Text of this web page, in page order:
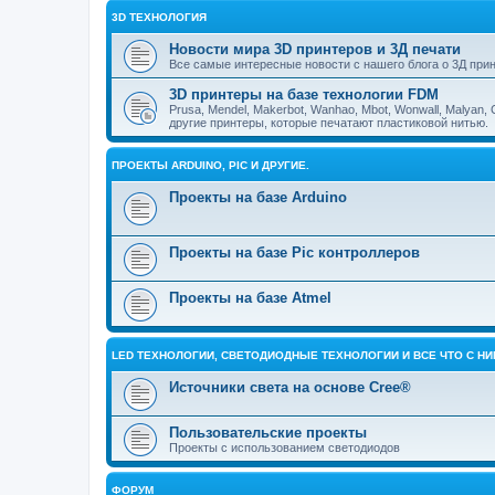
3D ТЕХНОЛОГИЯ
Новости мира 3D принтеров и 3Д печати
Все самые интересные новости с нашего блога о 3Д
3D принтеры на базе технологии FDM
Prusa, Mendel, Makerbot, Wanhao, Mbot, Wonwall,
другие принтеры, которые печатают пластиковой нитью.
ПРОЕКТЫ ARDUINO, PIC И ДРУГИЕ.
Проекты на базе Arduino
Проекты на базе Pic контроллеров
Проекты на базе Atmel
LED ТЕХНОЛОГИИ, СВЕТОДИОДНЫЕ ТЕХНОЛОГИИ И ВСЕ ЧТО С
Источники света на основе Cree®
Пользовательские проекты
Проекты с использованием светодиодов
ФОРУМ